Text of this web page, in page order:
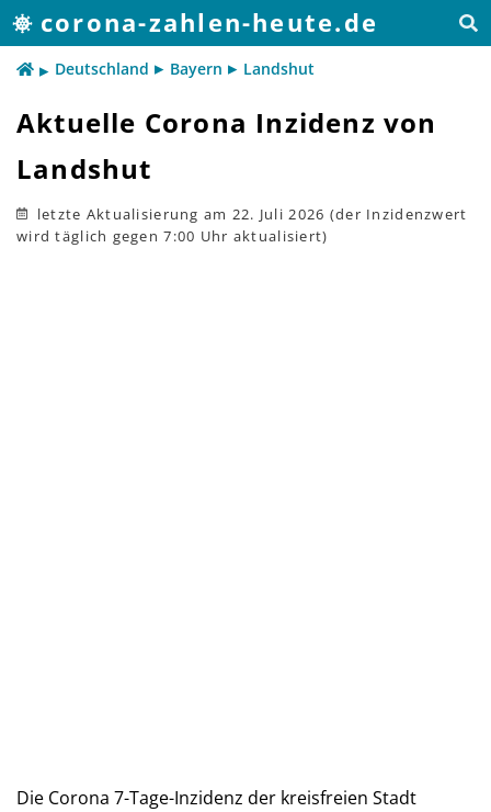
corona-zahlen-heute.de
Deutschland Bayern Landshut
Aktuelle Corona Inzidenz von
Landshut
letzte Aktualisierung am 22. Juli 2026
Die Corona 7-Tage-Inzidenz der kreis­freien Stadt